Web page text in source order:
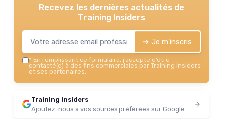
Recevez les dernières actualités de
Training Insiders
➔ Je m'inscris
* En remplissant ce formulaire, j’accepte d’être
contacté(e) à des fins commerciales par Training Insiders
et ses partenaires.
Training Insiders
Ajoutez-nous à vos sources préférées sur Google